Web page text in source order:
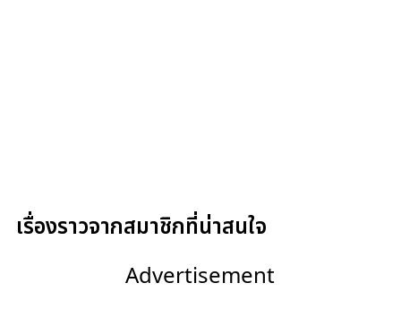
เรื่องราวจากสมาชิกที่น่าสนใจ
Advertisement